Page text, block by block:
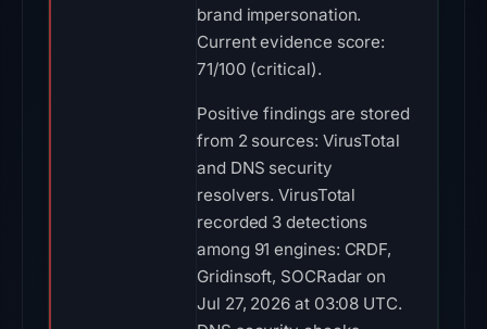
brand impersonation.
Current evidence score:
71/100 (critical).
Positive findings are stored
from 2 sources: VirusTotal
and DNS security
resolvers. VirusTotal
recorded 3 detections
among 91 engines: CRDF,
Gridinsoft, SOCRadar on
Jul 27, 2026 at 03:08 UTC.